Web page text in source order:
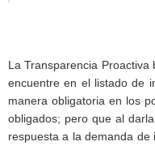
La Transparencia
encuentre en el listado de
manera obligatoria en los
obligados; pero que al
respuesta a la demanda